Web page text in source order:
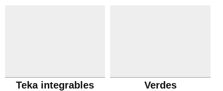
Teka integrables Verdes